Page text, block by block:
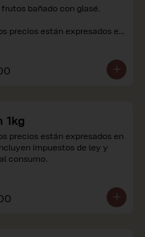
bañado con glasé.
precios están expresados en
1kg
precios están expresados en
impuestos de ley y
consumo.